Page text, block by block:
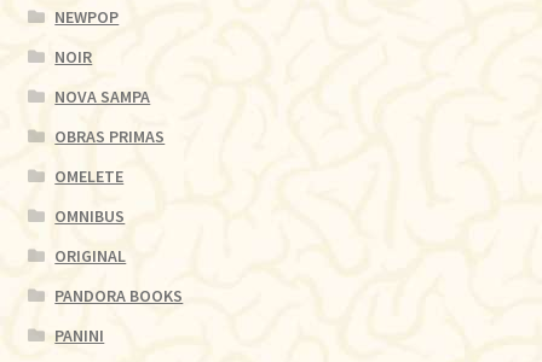
NEWPOP
NOIR
NOVA SAMPA
OBRAS PRIMAS
OMELETE
OMNIBUS
ORIGINAL
PANDORA BOOKS
PANINI